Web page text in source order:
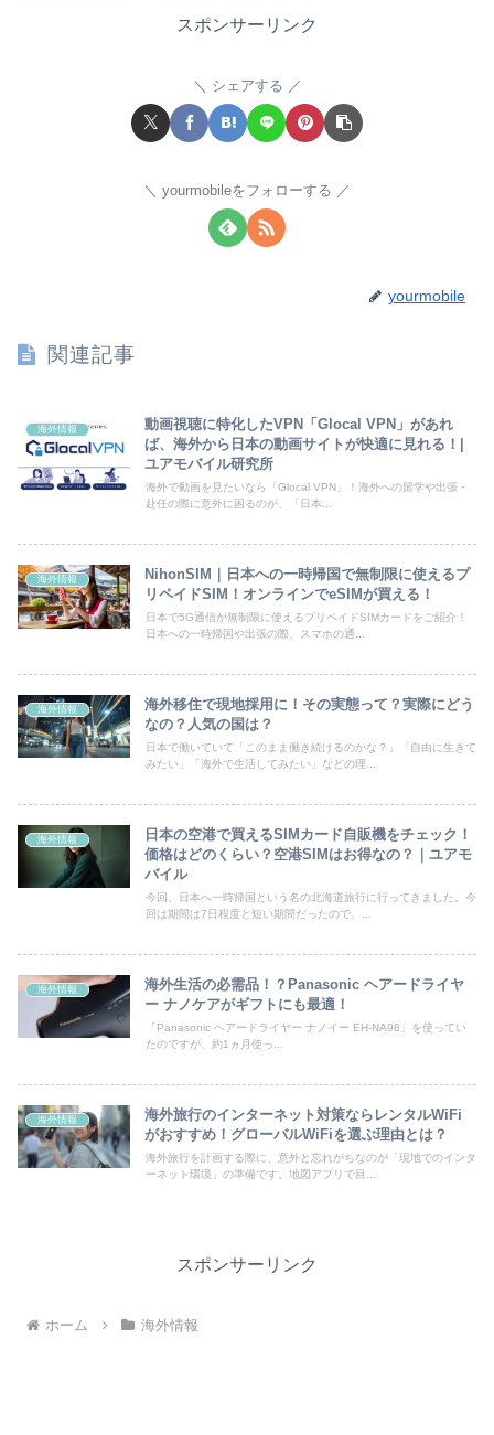
スポンサーリンク
シェアする
yourmobileをフォローする
yourmobile
関連記事
海外情報
動画視聴に特化したVPN「Glocal VPN」があれ
ば、海外から日本の動画サイトが快適に見れる！|
ユアモバイル研究所
海外で動画を見たいなら「Glocal VPN」！海外への留学や出張・
赴任の際に意外に困るのが、「日本...
海外情報
NihonSIM｜日本への一時帰国で無制限に使えるプ
リペイドSIM！オンラインでeSIMが買える！
日本で5G通信が無制限に使えるプリペイドSIMカードをご紹介！
日本への一時帰国や出張の際、スマホの通...
海外情報
海外移住で現地採用に！その実態って？実際にどう
なの？人気の国は？
日本で働いていて「このまま働き続けるのかな？」「自由に生きて
みたい」「海外で生活してみたい」などの理...
海外情報
日本の空港で買えるSIMカード自販機をチェック！
価格はどのくらい？空港SIMはお得なの？｜ユアモ
バイル
今回、日本へ一時帰国という名の北海道旅行に行ってきました。今
回は期間は7日程度と短い期間だったので、...
海外情報
海外生活の必需品！？Panasonic ヘアードライヤ
ー ナノケアがギフトにも最適！
「Panasonic ヘアードライヤー ナノイー EH-NA98」を使ってい
たのですが、約1ヵ月使っ...
海外情報
海外旅行のインターネット対策ならレンタルWiFi
がおすすめ！グローバルWiFiを選ぶ理由とは？
海外旅行を計画する際に、意外と忘れがちなのが「現地でのインタ
ーネット環境」の準備です。地図アプリで目...
スポンサーリンク
ホーム 海外情報